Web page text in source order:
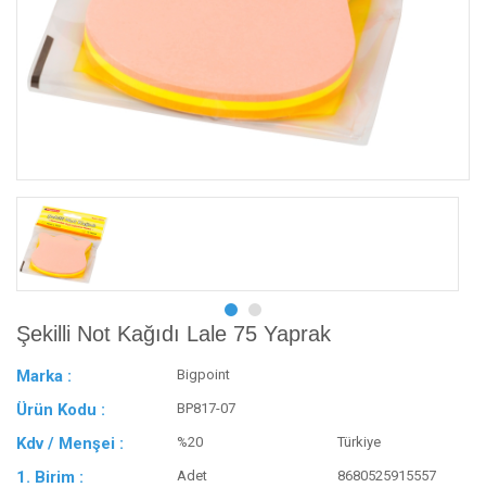
Şekilli Not Kağıdı Lale 75 Yaprak
Marka : Bigpoint
Ürün Kodu : BP817-07
Kdv / Menşei : %20 Türkiye
1. Birim : Adet 8680525915557